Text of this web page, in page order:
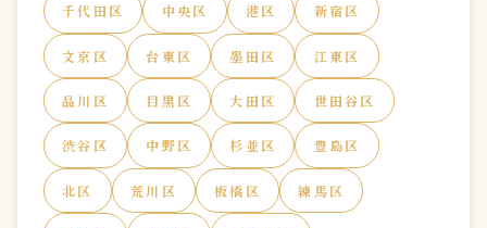
千代田区 中央区 港区 新宿区
文京区 台東区 墨田区 江東区
品川区 目黒区 大田区 世田谷区
渋谷区 中野区 杉並区 豊島区
北区 荒川区 板橋区 練馬区